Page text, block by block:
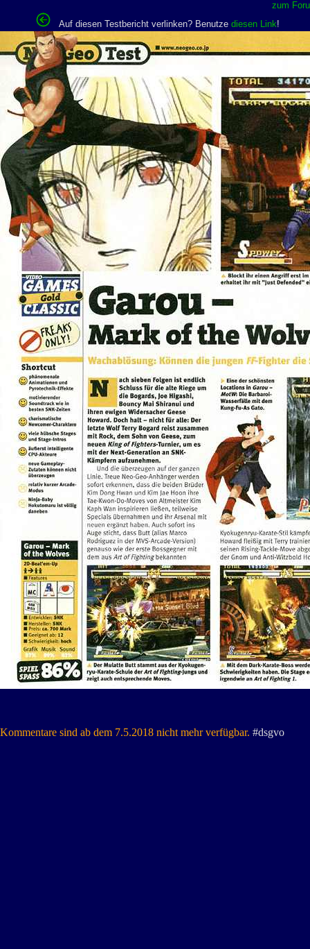
zum
Auf diesen Testbericht verlinken? Benutze diesen Link!
Kommentare sind ab dem 7.5.2018 nicht mehr verfügbar. #dsgvo